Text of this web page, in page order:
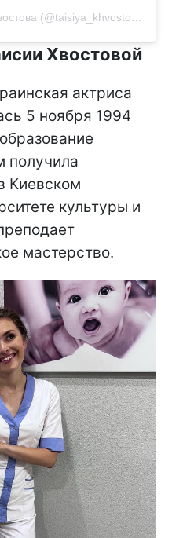
Допис, поширений Таїсія Хвостова (@taisiya_khvostova)
Хвостовой
актриса
5 ноября 1994
получила
Киевском
культуры и
мастерство.